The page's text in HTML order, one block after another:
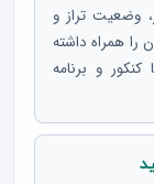
وضعیت تراز و
همراه داشته
و برنامه